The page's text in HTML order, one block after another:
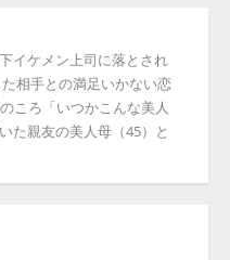
イケメン上司に落とされ
相手との満足いかない恋
ころ「いつかこんな美人
た親友の美人母（45）と